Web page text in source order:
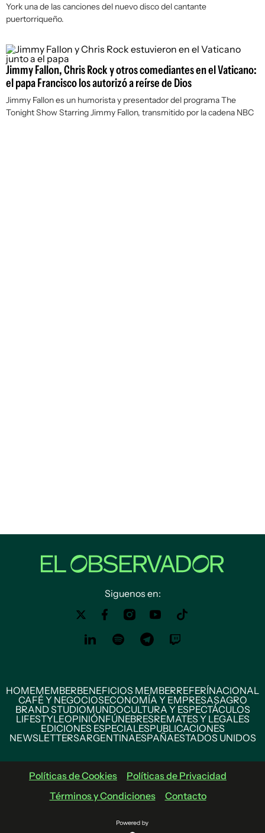
York una de las canciones del nuevo disco del cantante
puertorriqueño.
Jimmy Fallon, Chris Rock y otros comediantes en el Vaticano:
el papa Francisco los autorizó a reírse de Dios
Jimmy Fallon es un humorista y presentador del programa The
Tonight Show Starring Jimmy Fallon, transmitido por la cadena NBC
Siguenos en:
HOMEMEMBERBENEFICIOS MEMBERREFERÍNACIONAL
CAFÉ Y NEGOCIOSECONOMÍA Y EMPRESASAGRO
BRAND STUDIOMUNDOCULTURA Y ESPECTÁCULOS
LIFESTYLEOPINIÓNFÚNEBRESREMATES Y LEGALES
EDICIONES ESPECIALESPUBLICACIONES
NEWSLETTERSARGENTINAESPAÑAESTADOS UNIDOS
Políticas de Cookies
Políticas de Privacidad
Términos y Condiciones
Contacto